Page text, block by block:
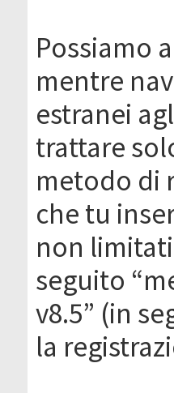
Possiamo
mentre
estranei
trattare
metodo di
che tu
non
seguito
v8.5” (in
la